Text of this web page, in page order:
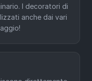
I decoratori di
anche dai vari